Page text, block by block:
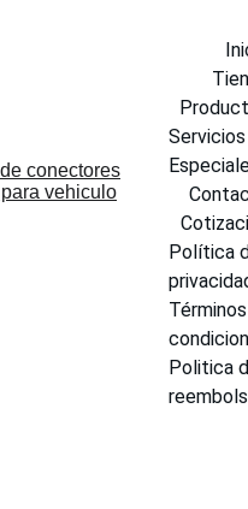
Servicios
Política
Politica